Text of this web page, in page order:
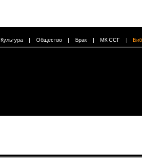
Культура | Общество | Брак | МК ССГ |